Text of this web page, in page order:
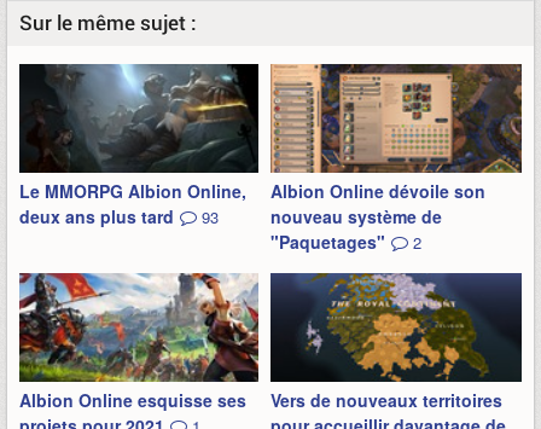
Sur le même sujet :
Le MMORPG Albion Online,
deux ans plus tard
93
Albion Online dévoile son
nouveau système de
"Paquetages"
2
Albion Online esquisse ses
Vers de nouveaux territoires